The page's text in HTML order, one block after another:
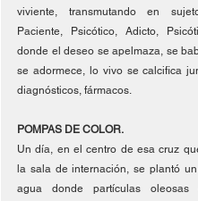
viviente, transmutando en
Paciente, Psicótico, Adicto,
donde el deseo se apelmaza, se
se adormece, lo vivo se calcifica
diagnósticos, fármacos.
POMPAS DE COLOR.
Un día, en el centro de esa cruz
la sala de internación, se plantó
agua donde partículas oleosas